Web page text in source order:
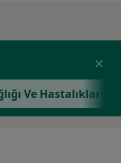
Ve Hastalıkları